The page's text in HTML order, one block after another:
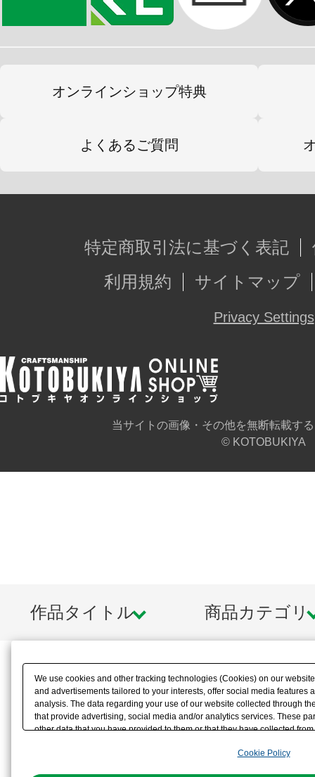
オンラインショップ特典
よくあるご質問
特定商取引法に基づく表記
利用規約
サイトマップ
Privacy Settings
当サイトの画像・その他を無断転載す
© KOTOBUKIYA
作品タイトル 商品カテゴリ
We use cookies and other tracking technologies (Cookies) on our
and advertisements tailored to your interests, offer social media features
analysis. The data regarding your use of our website collected through
that provide advertising, social media and/or analytics services. These
other data that you have provided to them or that they have collected
the use of all Cookies except for Strictly Necessary Cookies, please
Cookie Policy